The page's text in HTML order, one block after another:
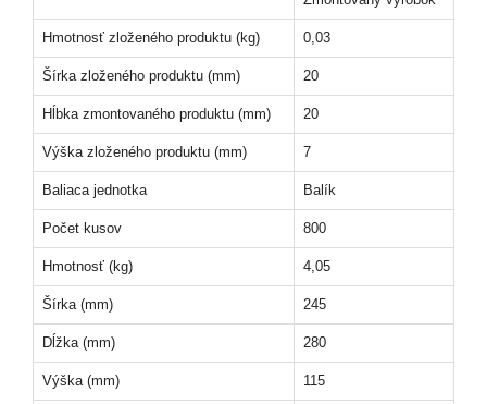
Hmotnosť zloženého produktu (kg) 0,03
Šírka zloženého produktu (mm) 20
Hĺbka zmontovaného produktu (mm) 20
Výška zloženého produktu (mm) 7
Baliaca jednotka Balík
Počet kusov 800
Hmotnosť (kg) 4,05
Šírka (mm) 245
Dĺžka (mm) 280
Výška (mm) 115